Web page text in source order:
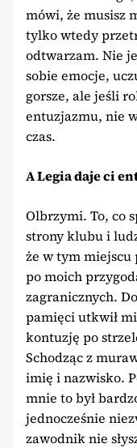
mówi, że musisz
tylko wtedy
odtwarzam. Nie
sobie emocje,
gorsze, ale jeśli
entuzjazmu, nie
czas.
A Legia daje ci
Olbrzymi. To, co
strony klubu i
że w tym miejscu
po moich
zagranicznych.
pamięci utkwił
kontuzję po
Schodząc z
imię i nazwisko.
mnie to był
jednocześnie
zawodnik nie